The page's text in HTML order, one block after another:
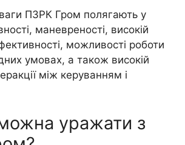
ПЗРК Гром полягають у
маневреності, високій
можливості роботи
умовах, а також високій
між керуванням і
можна уражати з